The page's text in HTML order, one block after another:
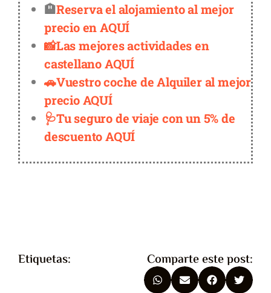
🏨Reserva el alojamiento al mejor
precio en AQUÍ
📸Las mejores actividades en
castellano AQUÍ
🚗Vuestro coche de Alquiler al mejor
precio AQUÍ
🩺Tu seguro de viaje con un 5% de
descuento AQUÍ
Etiquetas: Comparte este post: